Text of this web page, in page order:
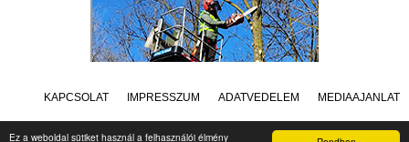
Ez a weboldal sütiket használ a felhasználói élmény
KAPCSOLAT IMPRESSZUM ADATVÉDELEM MÉDIAAJÁNLAT